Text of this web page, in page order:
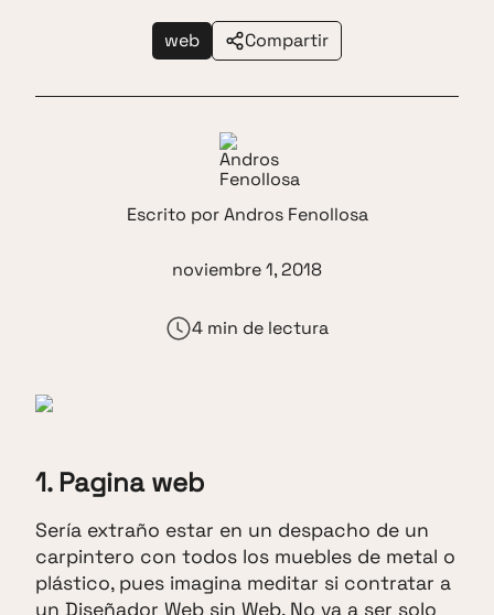
web Compartir
1. Pagina web
Sería extraño estar en un despacho de un
carpintero con todos los muebles de metal o
plástico, pues imagina meditar si contratar a
un Diseñador Web sin Web. No va a ser solo
Escrito porAndros Fenollosa
noviembre 1, 2018
4 min de lectura